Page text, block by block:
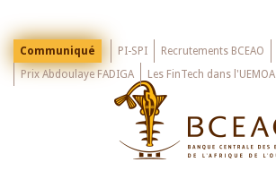
mainMenu
Top
Communiqué PI-SPI Recrutements BCEAO
Prix Abdoulaye FADIGA
Les FinTech dans l'UEMOA